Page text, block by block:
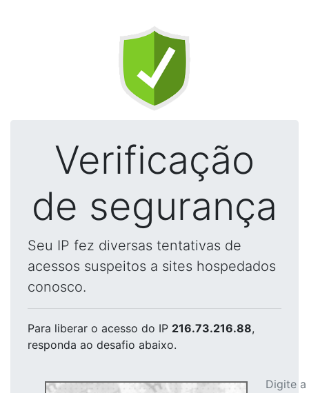
Verificação
de segurança
Seu IP fez diversas tentativas de
acessos suspeitos a sites hospedados
conosco.
Para liberar o acesso do IP 216.73.216.88,
responda ao desafio abaixo.
Digite